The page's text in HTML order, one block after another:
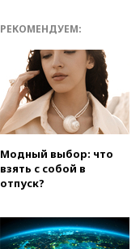
РЕКОМЕНДУЕМ:
Модный выбор: что
взять с собой в
отпуск?